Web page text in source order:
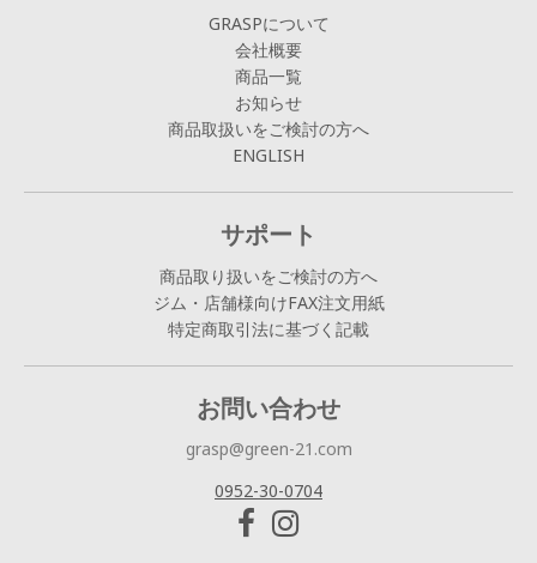
GRASPについて
会社概要
商品一覧
お知らせ
商品取扱いをご検討の方へ
ENGLISH
サポート
商品取り扱いをご検討の方へ
ジム・店舗様向けFAX注文用紙
特定商取引法に基づく記載
お問い合わせ
grasp@green-21.com
0952-30-0704